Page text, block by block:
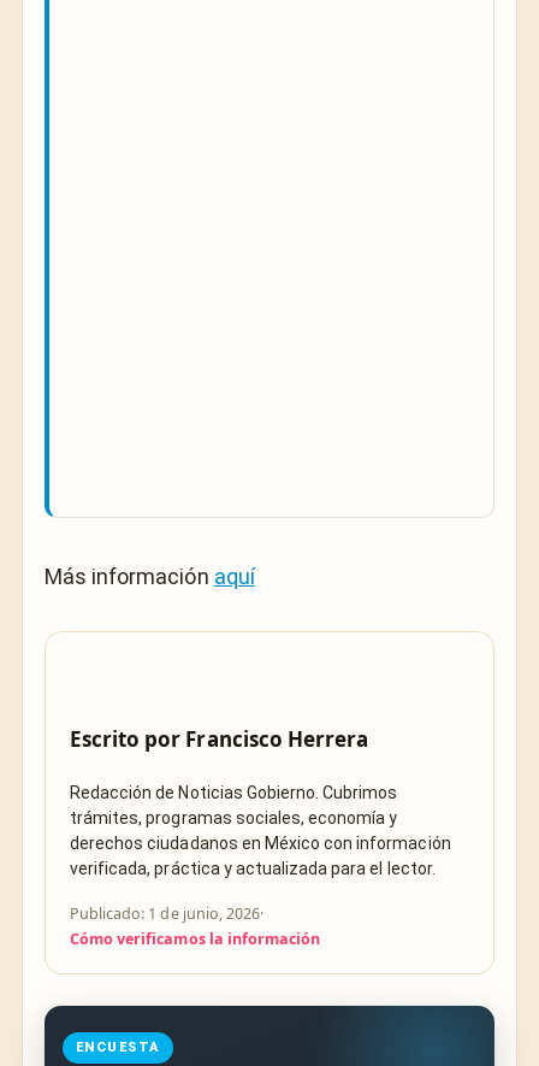
Más información aquí
Escrito por Francisco Herrera
Redacción de Noticias Gobierno. Cubrimos
trámites, programas sociales, economía y
derechos ciudadanos en México con información
verificada, práctica y actualizada para el lector.
Publicado: 1 de junio, 2026·
Cómo verificamos la información
ENCUESTA